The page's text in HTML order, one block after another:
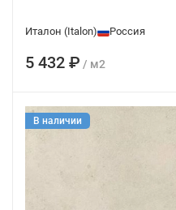
Италон (Italon) Россия
5 432 ₽ / м2
В наличии